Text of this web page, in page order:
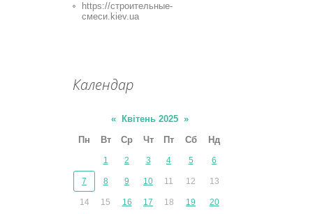
https://строительные-
смеси.kiev.ua
Календар
« Квітень 2025 »
Пн
Вт Ср Чт Пт Сб Нд
1 2 3 4 5 6
7 8 9 10 11 12 13
14 15 16 17 18 19 20